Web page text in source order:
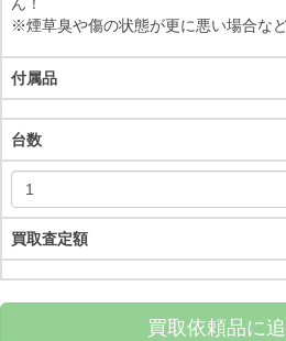
ん！
※煙草臭や傷の状態が更に悪い場合な
付属品
台数
買取査定額
買取依頼品に